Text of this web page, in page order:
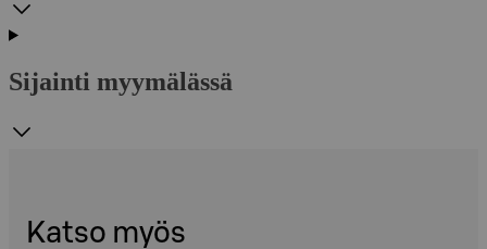
Sijainti myymälässä
Katso myös